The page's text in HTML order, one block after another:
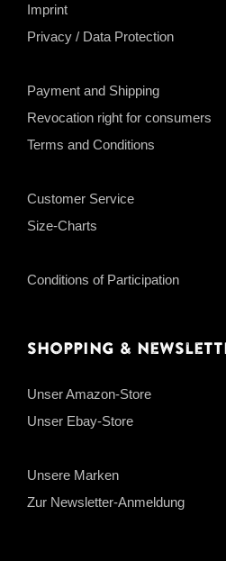
Imprint
Privacy / Data Protection
Payment and Shipping
Revocation right for consumers
Terms and Conditions
Customer Service
Size-Charts
Conditions of Participation
Shopping &
Unser Amazon-Store
Unser Ebay-Store
Unsere Marken
Zur Newsletter-Anmeldung